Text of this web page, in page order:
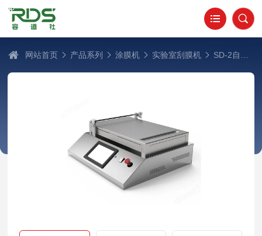
网站首页 产品系列 涂膜机 实验室刮膜机 SD-2自动刮膜机